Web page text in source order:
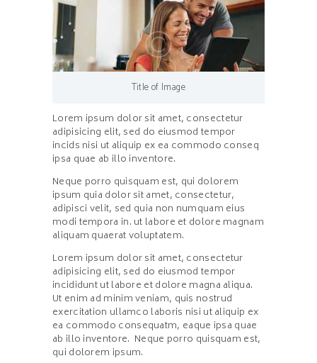
Title of Image
Lorem ipsum dolor sit amet, consectetur
adipisicing elit, sed do eiusmod tempor
incids nisi ut aliquip ex ea commodo conseq
ipsa quae ab illo inventore.
Neque porro quisquam est, qui dolorem
ipsum quia dolor sit amet, consectetur,
adipisci velit, sed quia non numquam eius
modi tempora in. ut labore et dolore magnam
aliquam quaerat voluptatem.
Lorem ipsum dolor sit amet, consectetur
adipisicing elit, sed do eiusmod tempor
incididunt ut labore et dolore magna aliqua.
Ut enim ad minim veniam, quis nostrud
exercitation ullamco laboris nisi ut aliquip ex
ea commodo consequatm, eaque ipsa quae
ab illo inventore. Neque porro quisquam est,
qui dolorem ipsum.